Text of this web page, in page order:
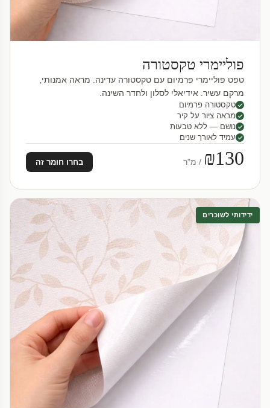
פוליימרי טקסטורה
טפט פוליימרי פרמיום עם טקסטורה עדינה. מראה אמנותי,
מרקם עשיר. אידיאלי לסלון ולחדר השינה.
טקסטורה פרמיום
מראה ציור על קיר
נושם — ללא טבעות
עמיד לאורך שנים
₪130 / מ"ר בחרו חומר זה
ידידותי לשוכרים